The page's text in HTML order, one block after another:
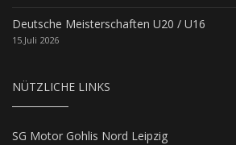
Deutsche Meisterschaften U20 / U16
15.Juli 2026
NÜTZLICHE LINKS
SG Motor Gohlis Nord Leipzig